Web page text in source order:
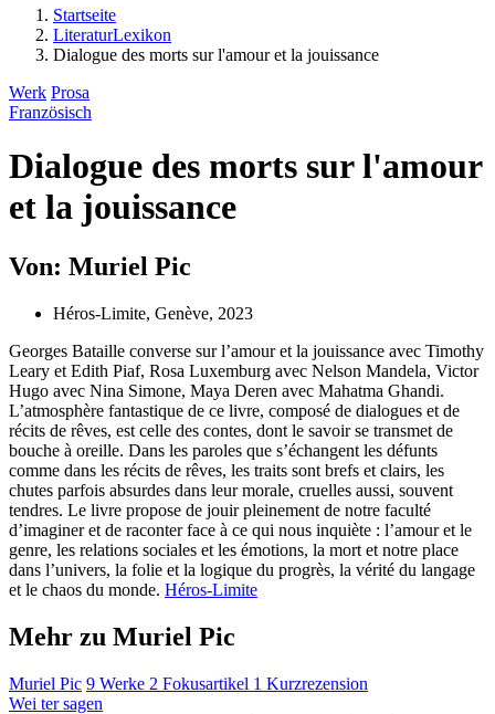
Startseite
LiteraturLexikon
Dialogue des morts sur l'amour et la jouissance
Werk Prosa
Französisch
Dialogue des morts sur l'amour
et la jouissance
Von: Muriel Pic
Héros-Limite, Genève, 2023
Georges Bataille converse sur l’amour et la jouissance avec Timothy
Leary et Edith Piaf, Rosa Luxemburg avec Nelson Mandela, Victor
Hugo avec Nina Simone, Maya Deren avec Mahatma Ghandi.
L’atmosphère fantastique de ce livre, composé de dialogues et de
récits de rêves, est celle des contes, dont le savoir se transmet de
bouche à oreille. Dans les paroles que s’échangent les défunts
comme dans les récits de rêves, les traits sont brefs et clairs, les
chutes parfois absurdes dans leur morale, cruelles aussi, souvent
tendres. Le livre propose de jouir pleinement de notre faculté
d’imaginer et de raconter face à ce qui nous inquiète : l’amour et le
genre, les relations sociales et les émotions, la mort et notre place
dans l’univers, la folie et la logique du progrès, la vérité du langage
et le chaos du monde. Héros-Limite
Mehr zu Muriel Pic
Muriel Pic 9 Werke 2 Fokusartikel 1 Kurzrezension
Wei ter sagen